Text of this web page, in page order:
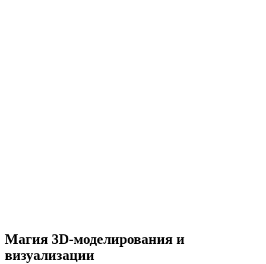
Магия 3D-моделирования и
визуализации